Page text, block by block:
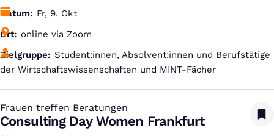
Datum
Fr, 9. Okt
Ort
online via Zoom
Zielgruppe
Student:innen, Absolvent:innen und Berufstätige
der Wirtschaftswissenschaften und MINT-Fächer
Frauen treffen Beratungen
:
Consulting Day Women Frankfurt